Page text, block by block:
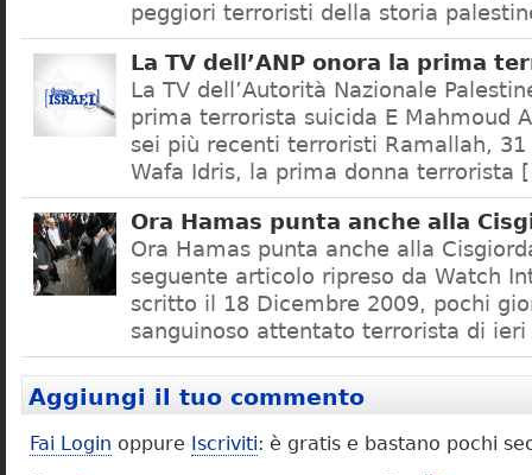
peggiori terroristi della storia
La TV dell’ANP onora la prima
La TV dell’Autorità Nazionale
prima terrorista suicida E Mahmoud
sei più recenti terroristi Ramallah, 31
Wafa Idris, la prima donna terrorista
Ora Hamas punta anche alla
Ora Hamas punta anche alla
seguente articolo ripreso da Watch
scritto il 18 Dicembre 2009, pochi
sanguinoso attentato terrorista di
Aggiungi il tuo commento
Fai Login oppure Iscriviti: è gratis e bastano pochi